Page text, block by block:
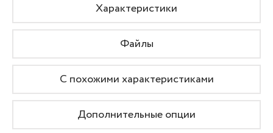
Характеристики
Файлы
С похожими характеристиками
Дополнительные опции